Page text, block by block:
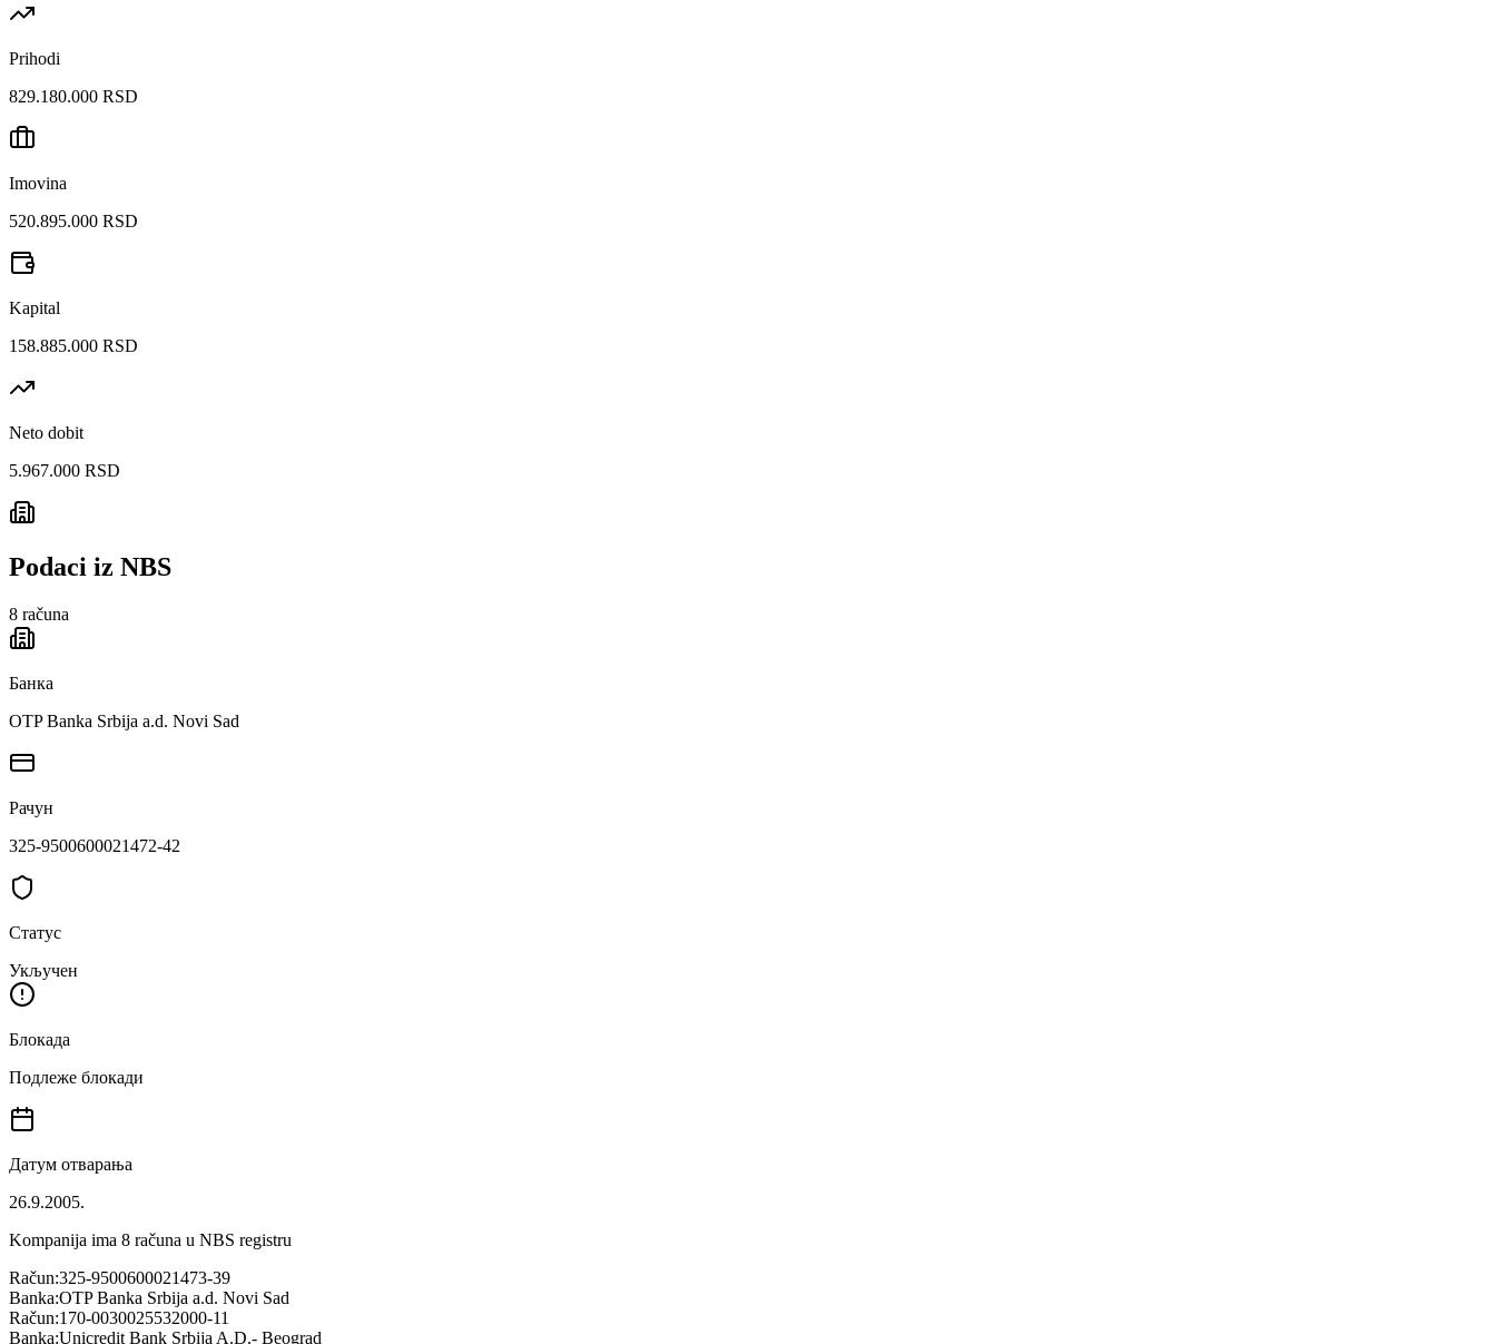
Prihodi
829.180.000 RSD
Imovina
520.895.000 RSD
Kapital
158.885.000 RSD
Neto dobit
5.967.000 RSD
Podaci iz NBS
8 računa
Банка
OTP Banka Srbija a.d. Novi Sad
Рачун
325-9500600021472-42
Статус
Укључен
Блокада
Подлеже блокади
Датум отварања
26.9.2005.
Kompanija ima 8 računa u NBS registru
Račun:325-9500600021473-39
Banka:OTP Banka Srbija a.d. Novi Sad
Račun:170-0030025532000-11
Banka:Unicredit Bank Srbija A.D.- Beograd